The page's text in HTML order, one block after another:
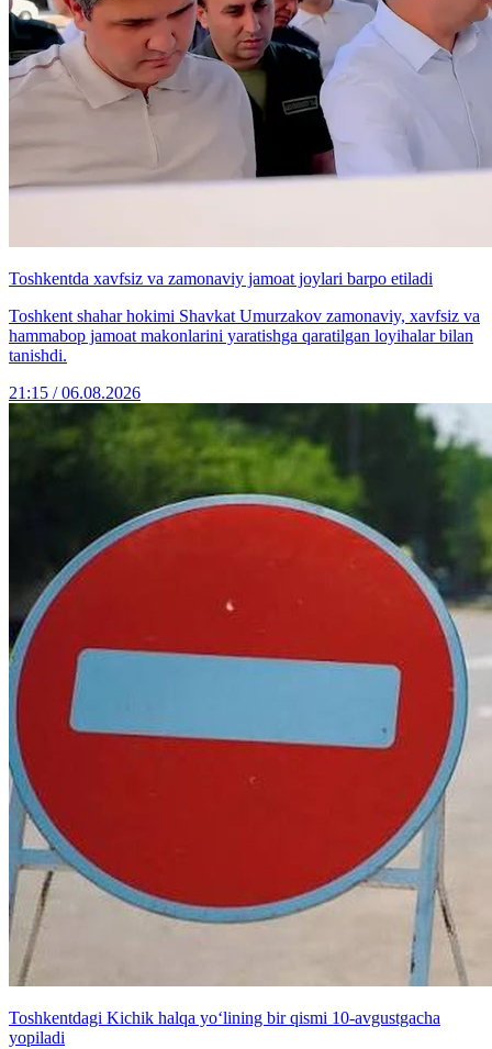
Toshkentda xavfsiz va zamonaviy jamoat joylari barpo etiladi
Toshkent shahar hokimi Shavkat Umurzakov zamonaviy, xavfsiz va
hammabop jamoat makonlarini yaratishga qaratilgan loyihalar bilan
tanishdi.
21:15 / 06.08.2026
Toshkentdagi Kichik halqa yo‘lining bir qismi 10-avgustgacha
yopiladi